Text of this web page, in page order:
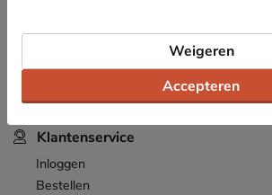
Klantenservice
Inloggen
Bestellen
Accepteren
Weigeren